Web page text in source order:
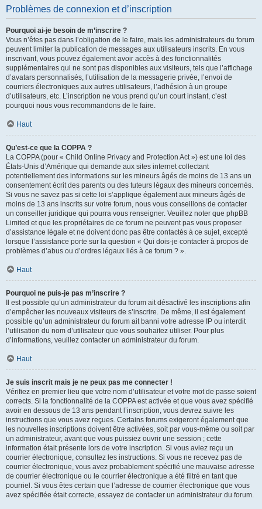
Problèmes de connexion et d’inscription
Pourquoi ai-je besoin de m’inscrire ?
Vous n’êtes pas dans l’obligation de le faire, mais les administrateurs du forum
peuvent limiter la publication de messages aux utilisateurs inscrits. En vous
inscrivant, vous pouvez également avoir accès à des fonctionnalités
supplémentaires qui ne sont pas disponibles aux visiteurs, tels que l’affichage
d’avatars personnalisés, l’utilisation de la messagerie privée, l’envoi de
courriers électroniques aux autres utilisateurs, l’adhésion à un groupe
d’utilisateurs, etc. L’inscription ne vous prend qu’un court instant, c’est
pourquoi nous vous recommandons de le faire.
Haut
Qu’est-ce que la COPPA ?
La COPPA (pour « Child Online Privacy and Protection Act ») est une loi des
États-Unis d’Amérique qui demande aux sites internet collectant
potentiellement des informations sur les mineurs âgés de moins de 13 ans un
consentement écrit des parents ou des tuteurs légaux des mineurs concernés.
Si vous ne savez pas si cette loi s’applique également aux mineurs âgés de
moins de 13 ans inscrits sur votre forum, nous vous conseillons de contacter
un conseiller juridique qui pourra vous renseigner. Veuillez noter que phpBB
Limited et que les propriétaires de ce forum ne peuvent pas vous proposer
d’assistance légale et ne doivent donc pas être contactés à ce sujet, excepté
lorsque l’assistance porte sur la question « Qui dois-je contacter à propos de
problèmes d’abus ou d’ordres légaux liés à ce forum ? ».
Haut
Pourquoi ne puis-je pas m’inscrire ?
Il est possible qu’un administrateur du forum ait désactivé les inscriptions afin
d’empêcher les nouveaux visiteurs de s’inscrire. De même, il est également
possible qu’un administrateur du forum ait banni votre adresse IP ou interdit
l’utilisation du nom d’utilisateur que vous souhaitez utiliser. Pour plus
d’informations, veuillez contacter un administrateur du forum.
Haut
Je suis inscrit mais je ne peux pas me connecter !
Vérifiez en premier lieu que votre nom d’utilisateur et votre mot de passe soient
corrects. Si la fonctionnalité de la COPPA est activée et que vous avez spécifié
avoir en dessous de 13 ans pendant l’inscription, vous devrez suivre les
instructions que vous avez reçues. Certains forums exigeront également que
les nouvelles inscriptions doivent être activées, soit par vous-même ou soit par
un administrateur, avant que vous puissiez ouvrir une session ; cette
information était présente lors de votre inscription. Si vous aviez reçu un
courrier électronique, consultez les instructions. Si vous ne recevez pas de
courrier électronique, vous avez probablement spécifié une mauvaise adresse
de courrier électronique ou le courrier électronique a été filtré en tant que
pourriel. Si vous êtes certain que l’adresse de courrier électronique que vous
avez spécifiée était correcte, essayez de contacter un administrateur du forum.